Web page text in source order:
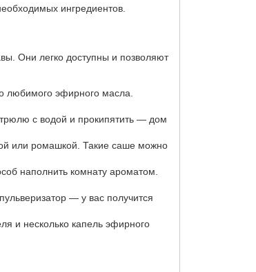
ингредиентов.
Они легко доступны и позволяют
любимого эфирного масла.
с водой и прокипятить — дом
или ромашкой. Такие саше можно
наполнить комнату ароматом.
— у вас получится
и несколько капель эфирного